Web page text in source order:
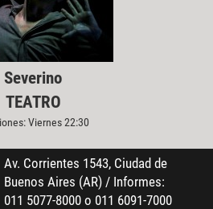
Severino
TEATRO
Viernes 22:30
Av. Corrientes 1543, Ciudad de
Buenos Aires (AR) / Informes:
011 5077-8000 o 011 6091-7000